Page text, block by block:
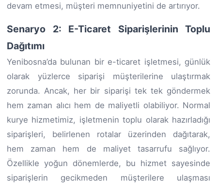
devam etmesi, müşteri memnuniyetini de artırıyor.
Senaryo 2: E-Ticaret Siparişlerinin Toplu
Dağıtımı
Yenibosna’da bulunan bir e-ticaret işletmesi, günlük
olarak yüzlerce siparişi müşterilerine ulaştırmak
zorunda. Ancak, her bir siparişi tek tek göndermek
hem zaman alıcı hem de maliyetli olabiliyor. Normal
kurye hizmetimiz, işletmenin toplu olarak hazırladığı
siparişleri, belirlenen rotalar üzerinden dağıtarak,
hem zaman hem de maliyet tasarrufu sağlıyor.
Özellikle yoğun dönemlerde, bu hizmet sayesinde
siparişlerin gecikmeden müşterilere ulaşması